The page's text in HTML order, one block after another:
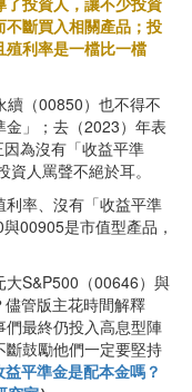
斷買入相關產品；投
利率是一檔比一檔
續（00850）也不得不
」；去（2023）年表
為沒有「收益平準
人罵聲不絕於耳。
率、沒有「收益平準
00905是市值型產品，
S&P500（00646）與
管版主花時間解釋
們最終仍投入高息型陣
鼓勵他們一定要堅持
平準金是配本金嗎？